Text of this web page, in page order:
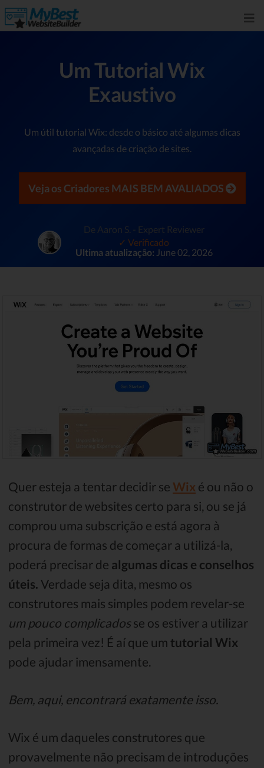
Um Tutorial Wix
Exaustivo
Um útil tutorial Wix: desde o básico até algumas dicas
avançadas de criação de sites.
Veja os Criadores MAIS BEM AVALIADOS
De Aaron S. - Expert Reviewer
✓ Verificado
Ultima atualização: June 02, 2026
Quer esteja a tentar decidir se Wix é ou não o
construtor de websites certo para si, ou se já
comprou uma subscrição e está agora à
procura de formas de começar a utilizá-la,
poderá precisar de algumas dicas e conselhos
úteis. Verdade seja dita, mesmo os
construtores mais simples podem revelar-se
um pouco complicadosse os estiver a utilizar
pela primeira vez! É aí que um tutorial Wix
pode ajudar imensamente.
Bem, aqui, encontrará exatamente isso.
Wix é um daqueles construtores que
provavelmente não precisam de introduções